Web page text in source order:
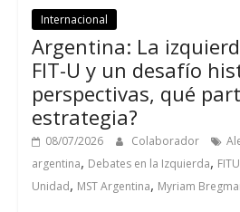
Internacional
Argentina: La
FIT-U y un desafío
perspectivas, qué
estrategia?
08/07/2026 Colaborador
argentina, Debates en la Izquierda, FITU
Unidad, MST Argentina, Myriam